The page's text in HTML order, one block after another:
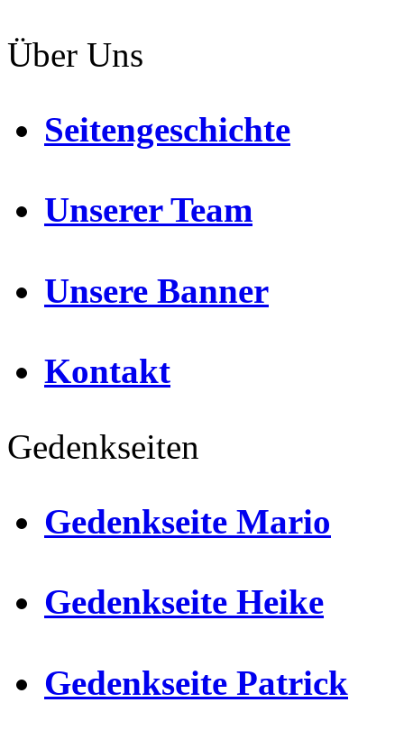
Über Uns
Seitengeschichte
Unserer Team
Unsere Banner
Kontakt
Gedenkseiten
Gedenkseite Mario
Gedenkseite Heike
Gedenkseite Patrick